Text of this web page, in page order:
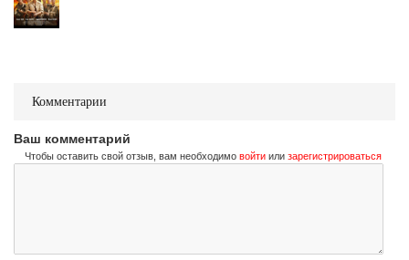
Комментарии
Ваш комментарий
Чтобы оставить свой отзыв, вам необходимо войти или зарегистрироваться